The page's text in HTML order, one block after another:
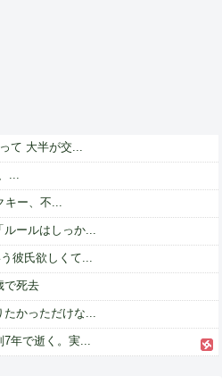
て 大半が交...
...
キー、不...
ールはしっか...
彼氏欲しくて...
で死去
かっただけな...
年で逝く。実...